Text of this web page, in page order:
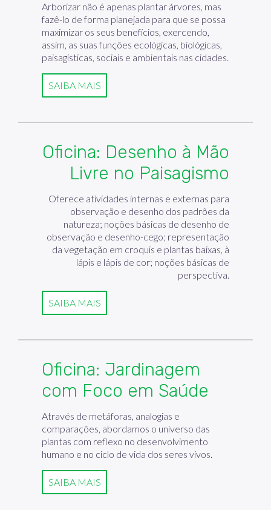
Arborizar não é apenas plantar árvores, mas
fazê-lo de forma planejada para que se possa
maximizar os seus benefícios, exercendo,
assim, as suas funções ecológicas, biológicas,
paisagísticas, sociais e ambientais nas cidades.
SAIBA MAIS
Oficina: Desenho à Mão
Livre no Paisagismo
Oferece atividades internas e externas para
observação e desenho dos padrões da
natureza; noções básicas de desenho de
observação e desenho-cego; representação
da vegetação em croquis e plantas baixas, à
lápis e lápis de cor; noções básicas de
perspectiva.
SAIBA MAIS
Oficina: Jardinagem
com Foco em Saúde
Através de metáforas, analogias e
comparações, abordamos o universo das
plantas com reflexo no desenvolvimento
humano e no ciclo de vida dos seres vivos.
SAIBA MAIS